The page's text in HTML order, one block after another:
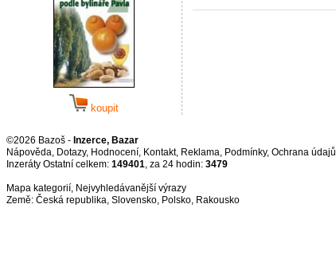
koupit
©2026 Bazoš - Inzerce, Bazar
Nápověda Dotazy, Hodnocení Kontakt, Reklama Podmínky, Ochrana údajů
Inzeráty Ostatní celkem: 149401 , za 24 hodin: 3479
Mapa kategorií Nejvyhledávanější výrazy
Země: Česká republika Slovensko Polsko Rakousko